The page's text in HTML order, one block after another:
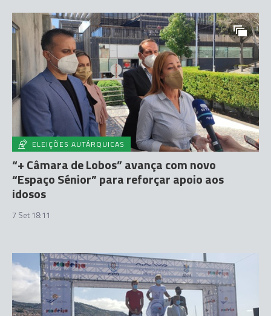
ELEIÇÕES AUTÁRQUICAS
“+ Câmara de Lobos” avança com novo
“Espaço Sénior” para reforçar apoio aos
idosos
7 Set 18:11